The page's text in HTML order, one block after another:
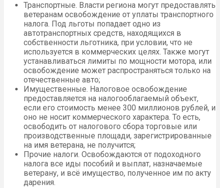
Транспортные. Власти региона могут предоставлять
ветеранам освобождение от уплаты транспортного
налога. Под льготы попадает одно из
автотранспортных средств, находящихся в
собственности льготника, при условии, что не
используется в коммерческих целях. Также могут
устанавливаться лимиты по мощности мотора, или
освобождение может распространяться только на
отечественные авто;
Имущественные. Налоговое освобождение
предоставляется на налогооблагаемый объект,
если его стоимость менее 300 миллионов рублей, и
оно не носит коммерческого характера. То есть,
освободить от налогового сбора торговые или
производственные площади, зарегистрированные
на имя ветерана, не получится;
Прочие налоги. Освобождаются от подоходного
налога все иды пособий и выплат, назначаемые
ветерану, и всё имущество, полученное им по акту
дарения.